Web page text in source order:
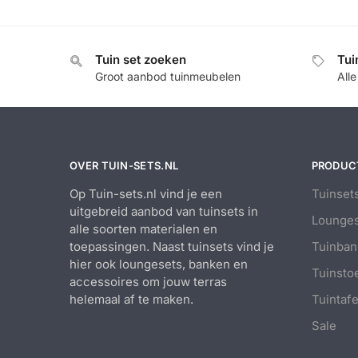
Tuin set zoeken
Groot aanbod tuinmeubelen
OVER TUIN-SETS.NL
Op Tuin-sets.nl vind je een
uitgebreid aanbod van tuinsets in
alle soorten materialen en
toepassingen. Naast tuinsets vind je
hier ook loungesets, banken en
accessoires om jouw terras
helemaal af te maken.
Sale